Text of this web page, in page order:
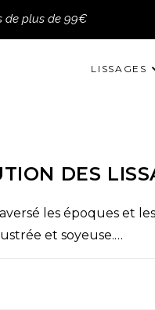
de plus de 99€
LISSAGES
DES
les époques
et soyeuse.…